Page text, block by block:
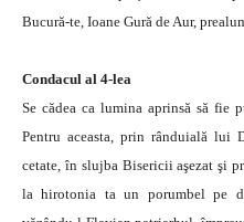
Bucură-te, Ioane Gură de Aur,
Condacul al 4-lea
Se cădea ca lumina aprinsă să fie
Pentru aceasta, prin rânduială lui
cetate, în slujba Bisericii aşezat şi
la hirotonia ta un porumbel pe